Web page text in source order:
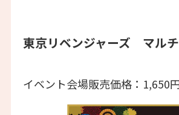
東京リベンジャーズ マル
イベント会場販売価格：1,650